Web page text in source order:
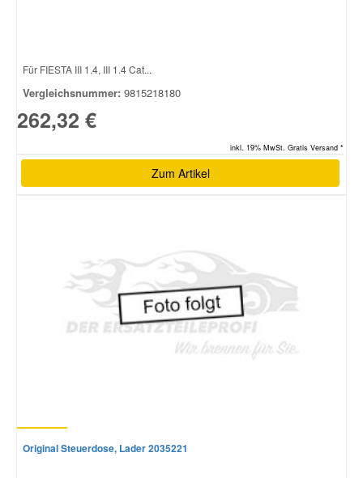
Für FIESTA III 1.4, III 1.4 Cat...
Vergleichsnummer: 9815218180
262,32 €
inkl. 19% MwSt. Gratis Versand *
Zum Artikel
Original Steuerdose, Lader 2035221
Seat Ersatzteile
Skoda Ersatzteile
Smart Ersatzteile
Vauxhall Ersatzteile